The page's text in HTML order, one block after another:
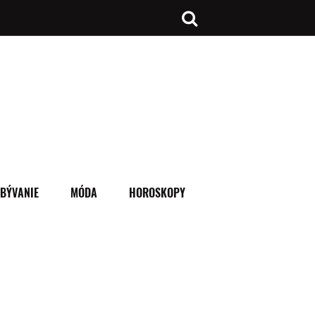
BÝVANIE MÓDA HOROSKOPY